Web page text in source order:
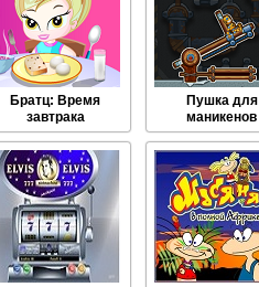
Братц: Время
завтрака
Пушка для
маникенов